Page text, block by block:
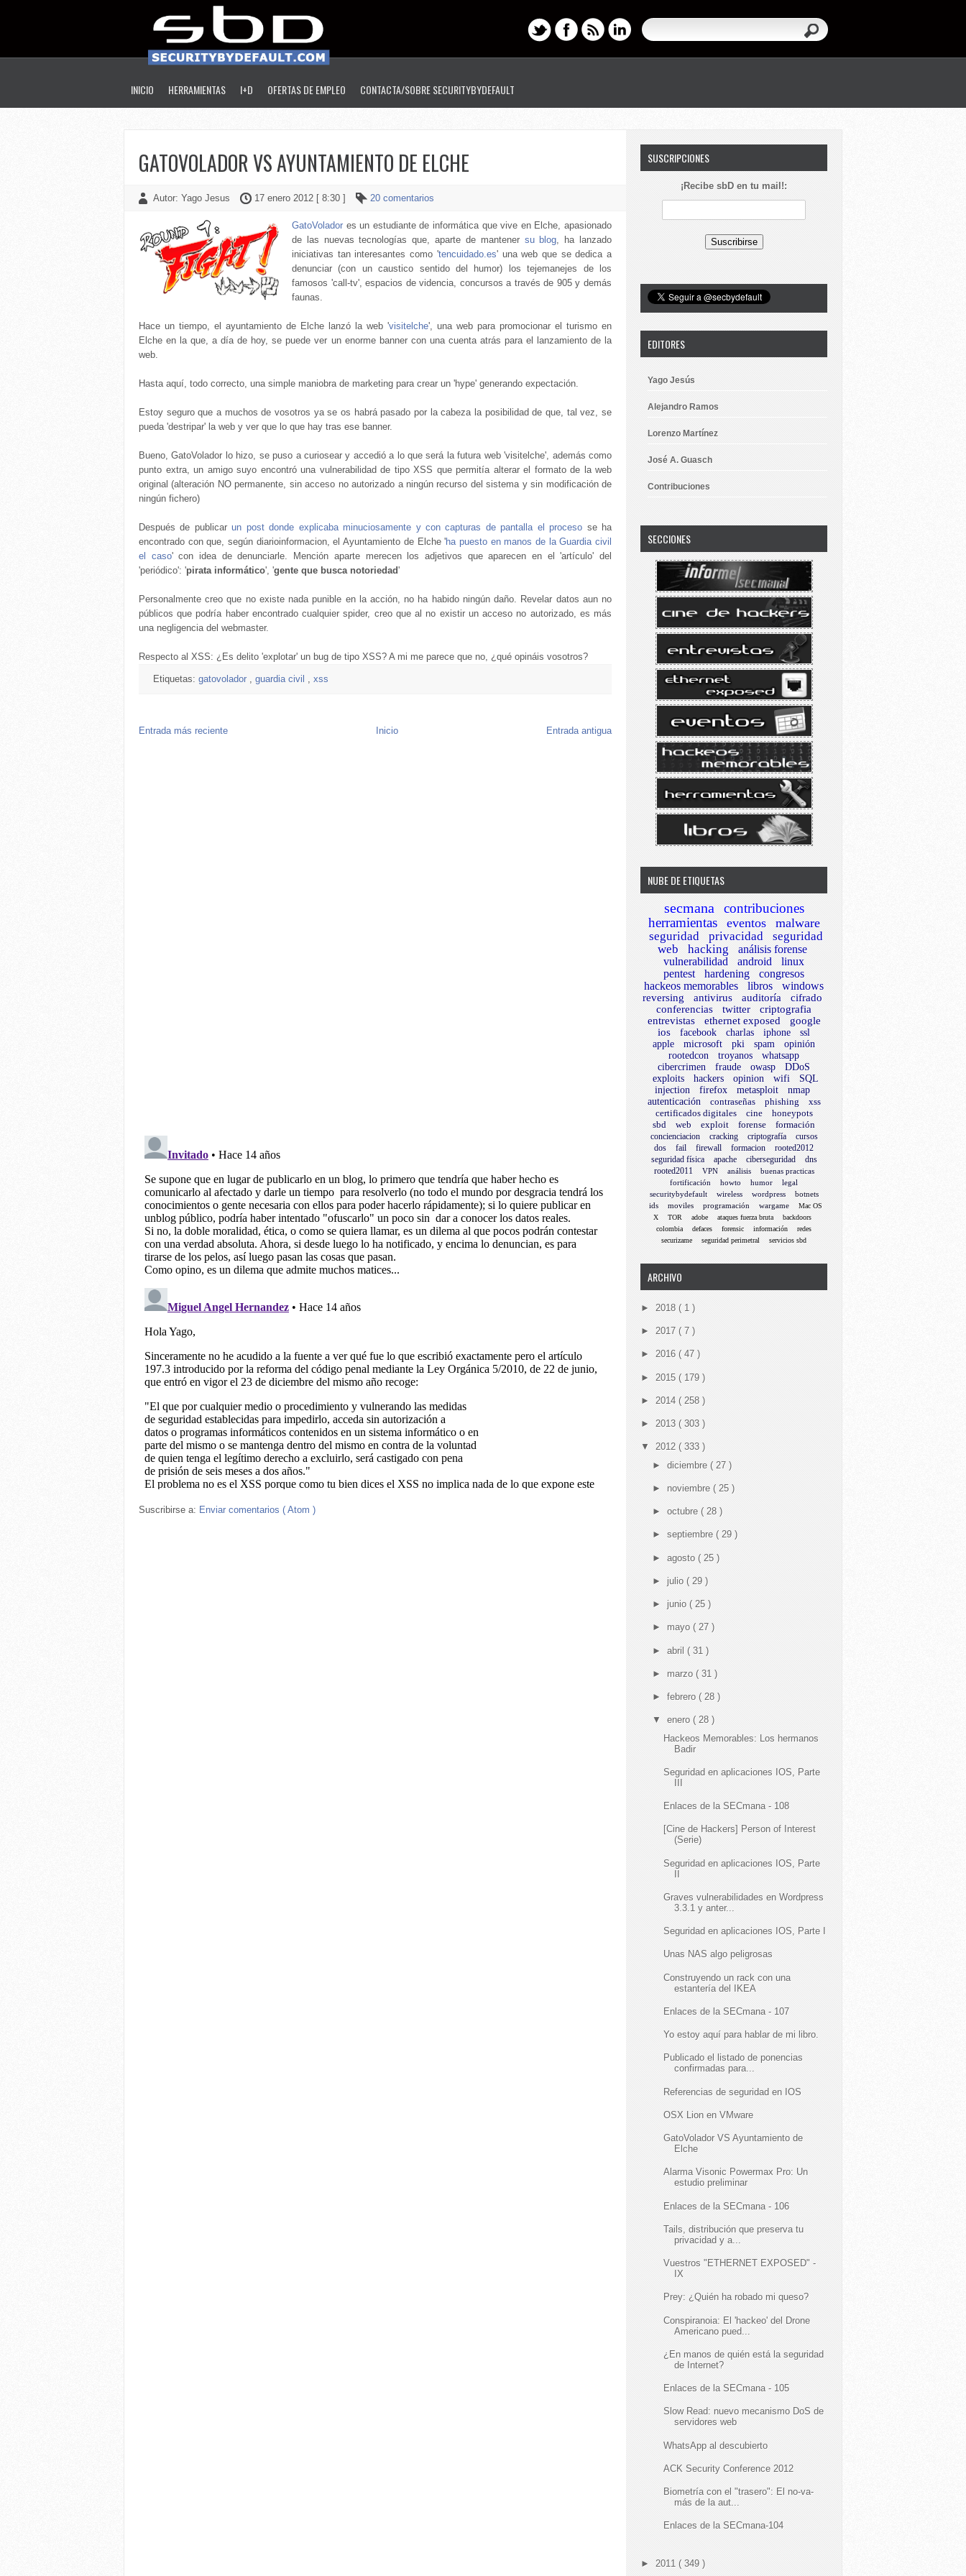
INICIO HERRAMIENTAS I+D OFERTAS DE EMPLEO CONTACTA/SOBRE SECURITYBYDEFAULT
GATOVOLADOR VS AYUNTAMIENTO DE ELCHE
Autor: Yago Jesus 17 enero 2012 [ 8:30 ] 20 comentarios
GatoVolador es un estudiante de informática que vive en Elche, apasionado
de las nuevas tecnologías que, aparte de mantener su blog, ha lanzado
iniciativas tan interesantes como 'tencuidado.es' una web que se dedica a
denunciar (con un caustico sentido del humor) los tejemanejes de los
famosos 'call-tv', espacios de videncia, concursos a través de 905 y demás
faunas.
Hace un tiempo, el ayuntamiento de Elche lanzó la web 'visitelche', una web para promocionar el turismo en
Elche en la que, a día de hoy, se puede ver un enorme banner con una cuenta atrás para el lanzamiento de la
web.
Hasta aquí, todo correcto, una simple maniobra de marketing para crear un 'hype' generando expectación.
Estoy seguro que a muchos de vosotros ya se os habrá pasado por la cabeza la posibilidad de que, tal vez, se
pueda 'destripar' la web y ver que lo que hay tras ese banner.
Bueno, GatoVolador lo hizo, se puso a curiosear y accedió a lo que será la futura web 'visitelche', además como
punto extra, un amigo suyo encontró una vulnerabilidad de tipo XSS que permitía alterar el formato de la web
original (alteración NO permanente, sin acceso no autorizado a ningún recurso del sistema y sin modificación de
ningún fichero)
Después de publicarun post donde explicaba minuciosamente y con capturas de pantalla el proceso se ha
encontrado con que, según diarioinformacion, el Ayuntamiento de Elche 'ha puesto en manos de la Guardia civil
el caso' con idea de denunciarle. Mención aparte merecen los adjetivos que aparecen en el 'artículo' del
'periódico': 'pirata informático', 'gente que busca notoriedad'
Personalmente creo que no existe nada punible en la acción, no ha habido ningún daño. Revelar datos aun no
públicos que podría haber encontrado cualquier spider, creo que al no existir un acceso no autorizado, es más
una negligencia del webmaster.
Respecto al XSS: ¿Es delito 'explotar' un bug de tipo XSS? A mi me parece que no, ¿qué opináis vosotros?
Etiquetas: gatovolador , guardia civil , xss
Entrada más reciente Entrada antigua
Inicio
Suscribirse a: Enviar comentarios ( Atom )
SUSCRIPCIONES
¡Recibe sbD en tu mail!:
EDITORES
Yago Jesús
Alejandro Ramos
Lorenzo Martínez
José A. Guasch
Contribuciones
SECCIONES
NUBE DE ETIQUETAS
secmana
contribuciones
herramientas
eventos malware
seguridad privacidad
seguridad
web
hacking
análisis forense
vulnerabilidad
android
linux
pentest
hardening
congresos
hackeos memorables
libros windows
reversing antivirus auditoría
cifrado
conferencias
twitter
criptografia
entrevistas
ethernet exposed
google
ios
facebook charlas iphone
ssl
apple
microsoft pki spam
opinión
rootedcon
troyanos
whatsapp
cibercrimen
fraude owasp
DDoS
exploits
hackers opinion wifi
SQL
injection
firefox metasploit
nmap
autenticación
contraseñas phishing
xss
certificados digitales
cine
honeypots
sbd
web exploit forense formación
concienciacion cracking criptografía
cursos
dos
fail firewall formacion
rooted2012
seguridad física
apache ciberseguridad
dns
rooted2011
VPN análisis
buenas practicas
fortificación
howto humor
legal
securitybydefault
wireless wordpress
botnets
ids
moviles programación wargame
Mac OS
X
TOR adobe ataques fuerza bruta
backdoors
colombia
defaces forensic información
redes
securizame
seguridad perimetral servicios sbd
ARCHIVO
► 2018 ( 1 )
► 2017 ( 7 )
► 2016 ( 47 )
► 2015 ( 179 )
► 2014 ( 258 )
► 2013 ( 303 )
▼ 2012 ( 333 )
► diciembre ( 27 )
► noviembre ( 25 )
► octubre ( 28 )
► septiembre ( 29 )
► agosto ( 25 )
► julio ( 29 )
► junio ( 25 )
► mayo ( 27 )
► abril ( 31 )
► marzo ( 31 )
► febrero ( 28 )
▼ enero ( 28 )
Hackeos Memorables: Los hermanos
Badir
Seguridad en aplicaciones IOS, Parte
Enlaces de la SECmana - 108
[Cine de Hackers] Person of Interest
(Serie)
Seguridad en aplicaciones IOS, Parte
II
Graves vulnerabilidades en Wordpress
3.3.1 y anter...
Seguridad en aplicaciones IOS, Parte I
Unas NAS algo peligrosas
Construyendo un rack con una
estantería del IKEA
Enlaces de la SECmana - 107
Yo estoy aquí para hablar de mi libro.
Publicado el listado de ponencias
confirmadas para...
Referencias de seguridad en IOS
OSX Lion en VMware
GatoVolador VS Ayuntamiento de
Elche
Alarma Visonic Powermax Pro: Un
estudio preliminar
Enlaces de la SECmana - 106
Tails, distribución que preserva tu
privacidad y a...
Vuestros "ETHERNET EXPOSED" -
IX
Prey: ¿Quién ha robado mi queso?
Conspiranoia: El 'hackeo' del Drone
Americano pued...
¿En manos de quién está la seguridad
de Internet?
Enlaces de la SECmana - 105
Slow Read: nuevo mecanismo DoS de
servidores web
WhatsApp al descubierto
ACK Security Conference 2012
Biometría con el "trasero": El no-va-
más de la aut...
Enlaces de la SECmana-104
► 2011 ( 349 )